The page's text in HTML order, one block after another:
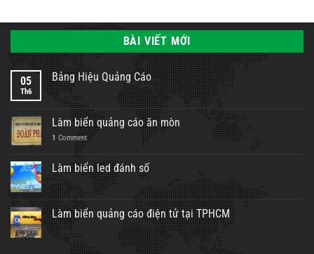
BÀI VIẾT MỚI
05
Th6
Bảng Hiệu Quảng Cáo
Làm biển quảng cáo ăn mòn
1 Comment
Làm biển led đánh số
Làm biển quảng cáo điện tử tại TPHCM